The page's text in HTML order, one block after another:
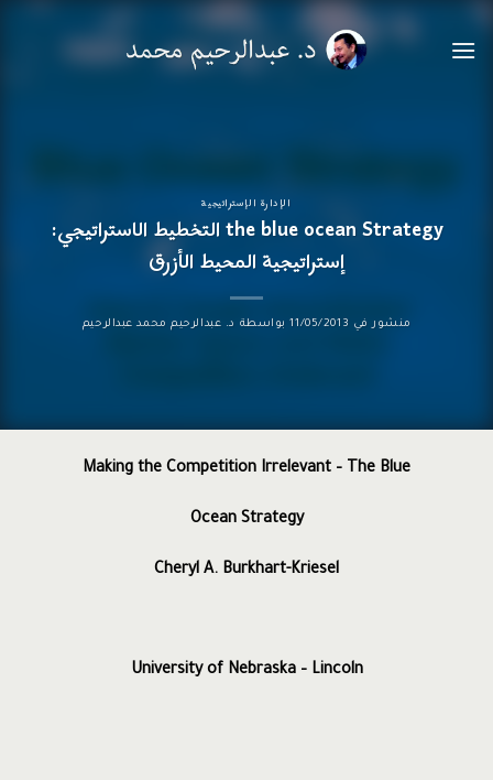
للمحتوى
الإدارة الإستراتيجية
the blue ocean Strategy التخطيط الاستراتيجي:
إستراتيجية المحيط الأزرق
منشور في 11/05/2013 بواسطة د. عبدالرحيم محمد عبدالرحيم
Making the Competition Irrelevant – The Blue
Ocean Strategy
Cheryl A. Burkhart-Kriesel
University of Nebraska – Lincoln